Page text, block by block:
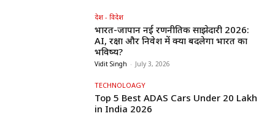
देश - विदेश
भारत-जापान नई रणनीतिक साझेदारी 2026:
AI, रक्षा और निवेश में क्या बदलेगा भारत का
भविष्य?
Vidit Singh - July 3, 2026
TECHNOLOAGY
Top 5 Best ADAS Cars Under ₹20 Lakh
in India 2026